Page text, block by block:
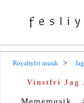
Royaltyfri musik
Vinstfri Jag